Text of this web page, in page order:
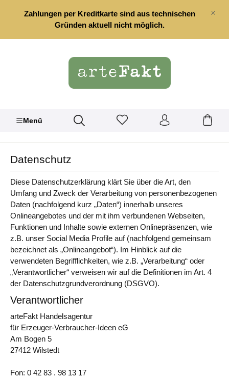
springen
Zahlungen per Kreditkarte sind aus technischen
Gründen aktuell nicht möglich.
Menü
Datenschutz
Diese Datenschutzerklärung klärt Sie über die Art, den
Umfang und Zweck der Verarbeitung von personenbezogenen
Daten (nachfolgend kurz „Daten“) innerhalb unseres
Onlineangebotes und der mit ihm verbundenen Webseiten,
Funktionen und Inhalte sowie externen Onlinepräsenzen, wie
z.B. unser Social Media Profile auf (nachfolgend gemeinsam
bezeichnet als „Onlineangebot“). Im Hinblick auf die
verwendeten Begrifflichkeiten, wie z.B. „Verarbeitung“ oder
„Verantwortlicher“ verweisen wir auf die Definitionen im Art. 4
der Datenschutzgrundverordnung (DSGVO).
Verantwortlicher
arteFakt Handelsagentur
für Erzeuger-Verbraucher-Ideen eG
Am Bogen 5
27412 Wilstedt
Fon: 0 42 83 . 98 13 17